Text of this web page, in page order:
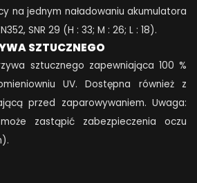
na jednym naładowaniu akumulatora
SNR 29 (H : 33; M : 26; L : 18).
SZTUCZNEGO
sztucznego zapewniająca 100 %
UV. Dostępna również z
przed zaparowywaniem. Uwaga:
zastąpić zabezpieczenia oczu